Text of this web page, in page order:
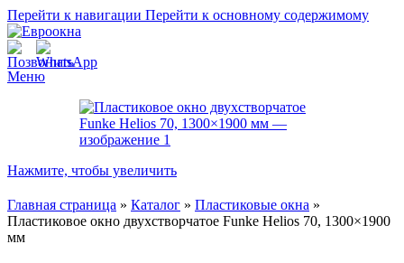
Перейти к навигации Перейти к основному содержимому
Меню
Нажмите, чтобы увеличить
Главная страница » Каталог » Пластиковые окна »
Пластиковое окно двухстворчатое Funke Helios 70, 1300×1900
мм